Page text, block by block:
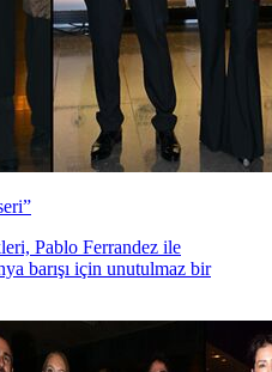
Pablo Ferrandez ile
barışı için unutulmaz bir